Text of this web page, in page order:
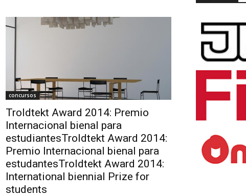
concursos
Troldtekt Award 2014: Premio
Internacional bienal para
estudiantesTroldtekt Award 2014:
Premio Internacional bienal para
estudantesTroldtekt Award 2014:
International biennial Prize for
students